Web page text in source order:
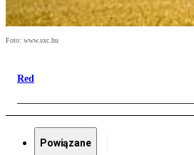
Foto: www.sxc.hu
Red
Powiązane